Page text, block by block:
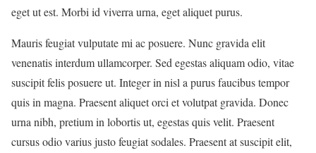
eget ut est. Morbi id viverra urna, eget aliquet purus.
Mauris feugiat vulputate mi ac posuere. Nunc gravida elit
venenatis interdum ullamcorper. Sed egestas aliquam odio, vitae
suscipit felis posuere ut. Integer in nisl a purus faucibus tempor
quis in magna. Praesent aliquet orci et volutpat gravida. Donec
urna nibh, pretium in lobortis ut, egestas quis velit. Praesent
cursus odio varius justo feugiat sodales. Praesent at suscipit elit,